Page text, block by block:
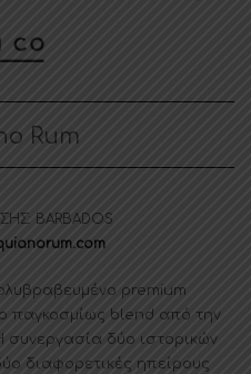
Rum
BARBADOS
premium
παγκοσμίως blend από την
συνεργασία δύο ιστορικών
διαφορετικές ηπείρους